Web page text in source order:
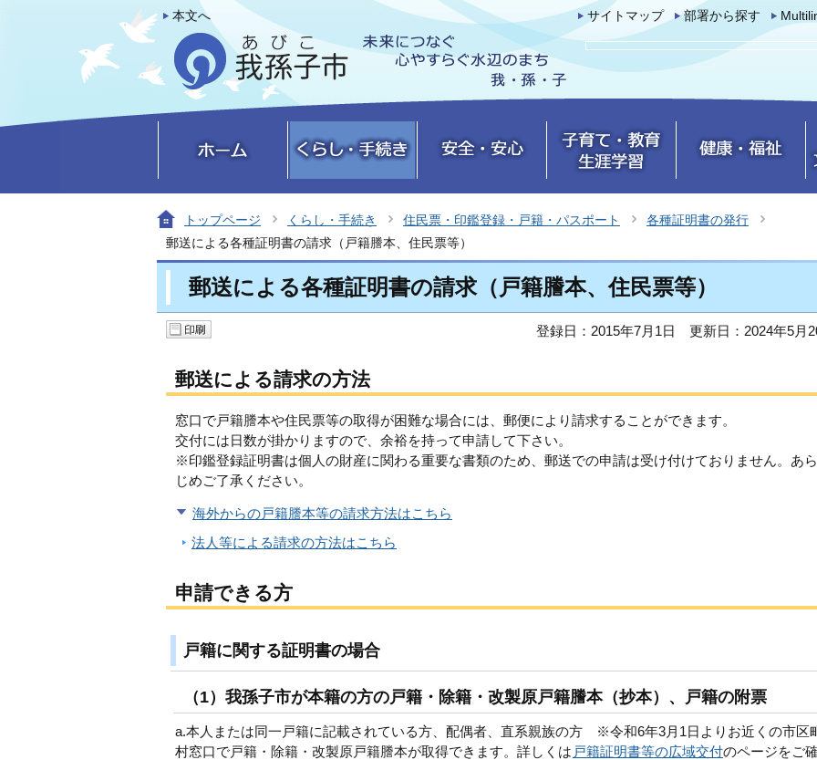
本文へ サイトマップ 部署から探す
トップページ くらし・手続き 住民票・印鑑登録・戸籍・パスポート
各種証明書の発行
郵送による各種証明書の請求（戸籍謄本、住民票等）
郵送による各種証明書の請求（戸籍謄本、住民票等）
登録日：2015年7月1日 更新日：2024年5月
郵送による請求の方法
窓口で戸籍謄本や住民票等の取得が困難な場合には、郵便により請求することができます。
交付には日数が掛かりますので、余裕を持って申請して下さい。
※印鑑登録証明書は個人の財産に関わる重要な書類のため、郵送での申請は受け付けておりません。あ
じめご了承ください。
海外からの戸籍謄本等の請求方法はこちら
法人等による請求の方法はこちら
申請できる方
戸籍に関する証明書の場合
（1）我孫子市が本籍の方の戸籍・除籍・改製原戸籍謄本（抄本）、戸籍の附票
a.本人または同一戸籍に記載されている方、配偶者、直系親族の方 ※令和6年3月1日よりお近くの市区
村窓口で戸籍・除籍・改製原戸籍謄本が取得できます。詳しくは 戸籍証明書等の広域交付のページをご